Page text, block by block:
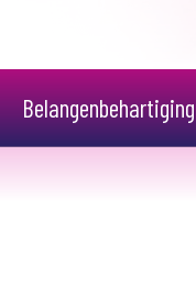
Belangenbehartiging